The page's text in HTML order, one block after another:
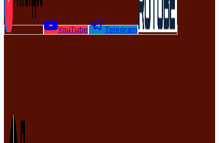
YouTube Telegram